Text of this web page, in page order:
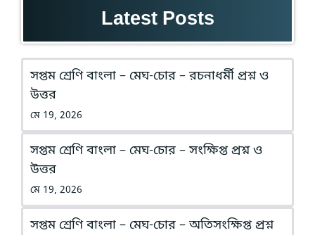
Latest Posts
সপ্তম শ্রেণি বাংলা – মেঘ-চোর – রচনাধর্মী প্রশ্ন ও
উত্তর
মে 19, 2026
সপ্তম শ্রেণি বাংলা – মেঘ-চোর – সংক্ষিপ্ত প্রশ্ন ও
উত্তর
মে 19, 2026
সপ্তম শ্রেণি বাংলা – মেঘ-চোর – অতিসংক্ষিপ্ত প্রশ্ন